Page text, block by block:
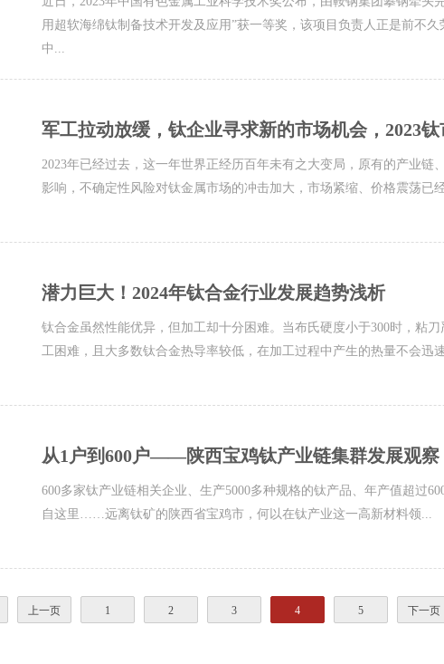
用超软海绵钛制备技术开发及应用”获一等奖，该项目负责人正是前不久
中...
军工拉动放缓，钛企业寻求新的市场机会，2023
2023年已经过去，这一年世界正经历百年未有之大变局，原有的产业链
影响，不确定性风险对钛金属市场的冲击加大，市场紧缩、价格震荡已
潜力巨大！2024年钛合金行业发展趋势浅析
钛合金虽然性能优异，但加工却十分困难。当布氏硬度小于300时，粘
工困难，且大多数钛合金热导率较低，在加工过程中产生的热量不会迅
从1户到600户——陕西宝鸡钛产业链集群发展观察
600多家钛产业链相关企业、生产5000多种规格的钛产品、年产值超过
自这里……远离钛矿的陕西省宝鸡市，何以在钛产业这一高新材料领...
上一页 1 2 3 4 5 下一页